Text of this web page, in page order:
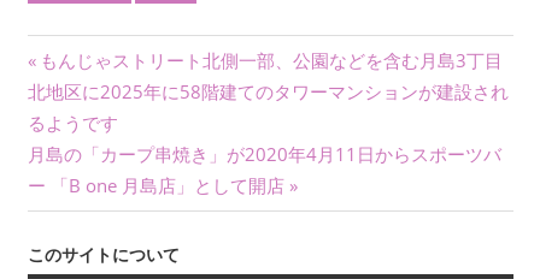
投
稿
ナ
ビ
ゲ
前
の
記
事:
もんじゃストリート北側一部、公園などを含む月島3丁目
北地区に2025年に58階建てのタワーマンションが建設され
るようです
次
の
記
事:
月島の「カープ串焼き」が2020年4月11日からスポーツバ
ー 「B one 月島店」として開店
このサイトについて